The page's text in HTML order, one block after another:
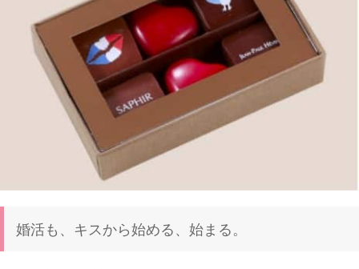
婚活も、キスから始める、始まる。